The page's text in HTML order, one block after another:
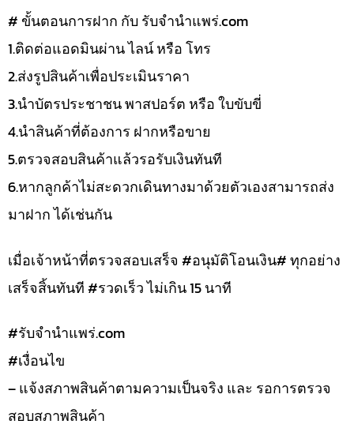
# ขั้นตอนการฝาก กับ รับจำนำแพร่.com
1.ติดต่อแอดมินผ่าน ไลน์ หรือ โทร
2.ส่งรูปสินค้าเพื่อประเมินราคา
3.นำบัตรประชาชน พาสปอร์ต หรือ ใบขับขี่
4.นำสินค้าที่ต้องการ ฝากหรือขาย
5.ตรวจสอบสินค้าแล้วรอรับเงินทันที
6.หากลูกค้าไม่สะดวกเดินทางมาด้วยตัวเองสามารถส่ง
มาฝาก ได้เช่นกัน
เมื่อเจ้าหน้าที่ตรวจสอบเสร็จ #อนุมัติโอนเงิน# ทุกอย่าง
เสร็จสิ้นทันที #รวดเร็ว ไม่เกิน 15 นาที
#รับจํานําแพร่.com
#เงื่อนไข
– แจ้งสภาพสินค้าตามความเป็นจริง และ รอการตรวจ
สอบสภาพสินค้า